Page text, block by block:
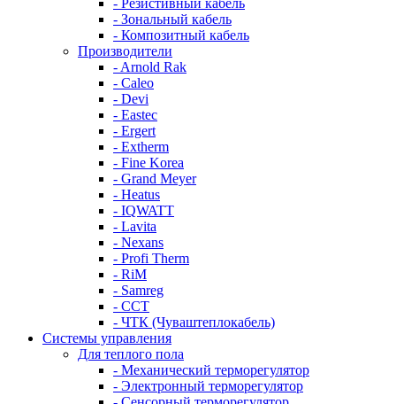
- Резистивный кабель
- Зональный кабель
- Композитный кабель
Производители
- Arnold Rak
- Caleo
- Devi
- Eastec
- Ergert
- Extherm
- Fine Korea
- Grand Meyer
- Heatus
- IQWATT
- Lavita
- Nexans
- Profi Therm
- RiM
- Samreg
- ССТ
- ЧТК (Чуваштеплокабель)
Системы управления
Для теплого пола
- Механический терморегулятор
- Электронный терморегулятор